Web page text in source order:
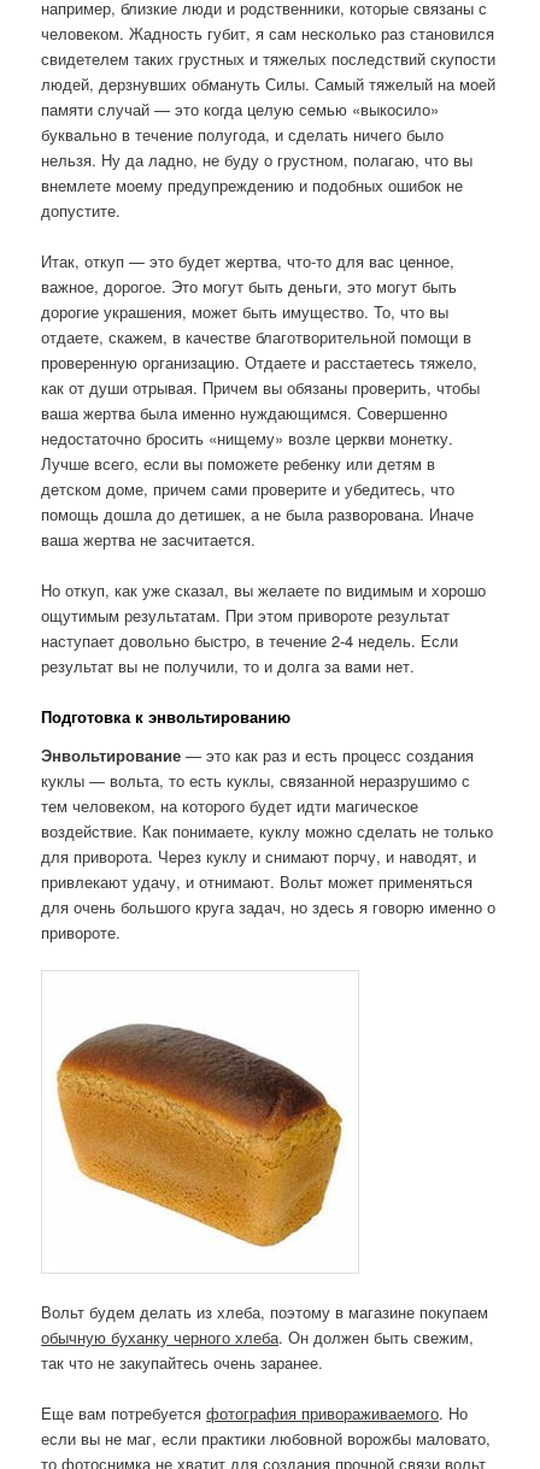
например, близкие люди и родственники, которые связаны с
человеком. Жадность губит, я сам несколько раз становился
свидетелем таких грустных и тяжелых последствий скупости
людей, дерзнувших обмануть Силы. Самый тяжелый на моей
памяти случай — это когда целую семью «выкосило»
буквально в течение полугода, и сделать ничего было
нельзя. Ну да ладно, не буду о грустном, полагаю, что вы
внемлете моему предупреждению и подобных ошибок не
допустите.
Итак, откуп — это будет жертва, что-то для вас ценное,
важное, дорогое. Это могут быть деньги, это могут быть
дорогие украшения, может быть имущество. То, что вы
отдаете, скажем, в качестве благотворительной помощи в
проверенную организацию. Отдаете и расстаетесь тяжело,
как от души отрывая. Причем вы обязаны проверить, чтобы
ваша жертва была именно нуждающимся. Совершенно
недостаточно бросить «нищему» возле церкви монетку.
Лучше всего, если вы поможете ребенку или детям в
детском доме, причем сами проверите и убедитесь, что
помощь дошла до детишек, а не была разворована. Иначе
ваша жертва не засчитается.
Но откуп, как уже сказал, вы желаете по видимым и хорошо
ощутимым результатам. При этом привороте результат
наступает довольно быстро, в течение 2-4 недель. Если
результат вы не получили, то и долга за вами нет.
Подготовка к энвольтированию
Энвольтирование — это как раз и есть процесс создания
куклы — вольта, то есть куклы, связанной неразрушимо с
тем человеком, на которого будет идти магическое
воздействие. Как понимаете, куклу можно сделать не только
для приворота. Через куклу и снимают порчу, и наводят, и
привлекают удачу, и отнимают. Вольт может применяться
для очень большого круга задач, но здесь я говорю именно о
привороте.
Вольт будем делать из хлеба, поэтому в магазине покупаем
обычную буханку черного хлеба. Он должен быть свежим,
так что не закупайтесь очень заранее.
Еще вам потребуетсяфотография привораживаемого. Но
если вы не маг, если практики любовной ворожбы маловато,
то фотоснимка не хватит для создания прочной связи вольт